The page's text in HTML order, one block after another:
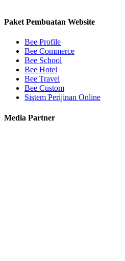
Paket Pembuatan Website
Bee Profile
Bee Commerce
Bee School
Bee Hotel
Bee Travel
Bee Custom
Sistem Perijinan Online
Media Partner